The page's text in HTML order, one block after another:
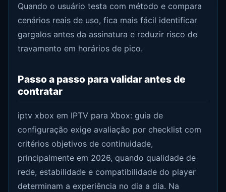
Quando o usuário testa com método e compara
cenários reais de uso, fica mais fácil identificar
gargalos antes da assinatura e reduzir risco de
travamento em horários de pico.
Passo a passo para validar antes de
contratar
iptv xbox em IPTV para Xbox: guia de
configuração exige avaliação por checklist com
critérios objetivos de continuidade,
principalmente em 2026, quando qualidade de
rede, estabilidade e compatibilidade do player
determinam a experiência no dia a dia. Na